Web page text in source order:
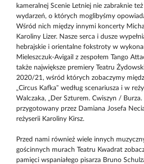
kameralnej Scenie Letniej nie zabraknie
wydarzeń, o których moglibyśmy
Wśród nich między innymi koncerty
Karoliny Lizer. Nasze serca i dusze
hebrajskie i orientalne fokstroty w
Mieleszczuk-Avigail z zespołem Tango
także największe premiery Teatru
2020/21, wśród których zobaczymy
„Circus Kafka” według scenariusza i w
Walczaka, „Der Szturem. Cwiszyn / Burza.
przygotowany przez Damiana Josefa
reżyserii Karoliny Kirsz.
Przed nami również wiele innych
gościnnych murach Teatru Kwadrat
pamięci wspaniałego pisarza Bruno